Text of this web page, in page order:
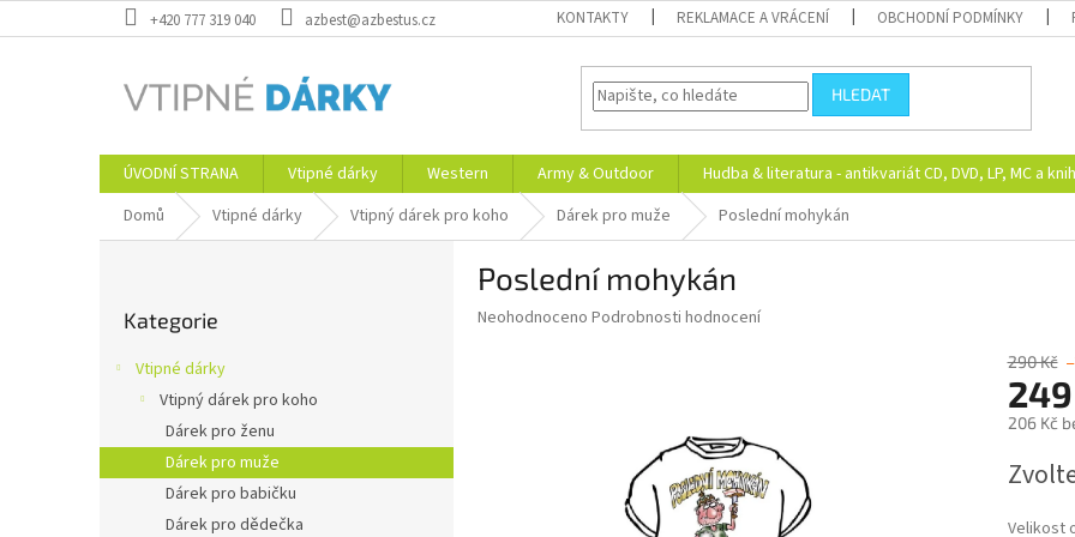
na
+420 777 319 040 azbest@azbestus.cz KONTAKTY REKLAMACE A VRÁCENÍ OBCHODNÍ PODMÍNKY
HLEDAT
ÚVODNÍ STRANA Vtipné dárky Western Army & Outdoor Hudba & literatura - antikvariát CD, DVD, LP, MC a
Domů
Vtipné dárky Vtipný dárek pro koho Dárek pro muže Poslední mohykán
kategorie
Kategorie
Vtipné dárky
Vtipný dárek pro koho
Dárek pro ženu
Dárek pro muže
Dárek pro babičku
Dárek pro dědečka
Poslední mohykán
Průměrné
Neohodnoceno Podrobnosti hodnocení
290 Kč
206 Kč
cena:
Velikost